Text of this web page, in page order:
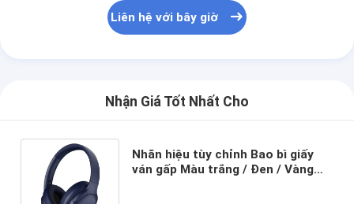
Liên hệ với bây giờ
Nhận Giá Tốt Nhất Cho
Nhãn hiệu tùy chỉnh Bao bì giấy
ván gấp Màu trắng / Đen / Vàng